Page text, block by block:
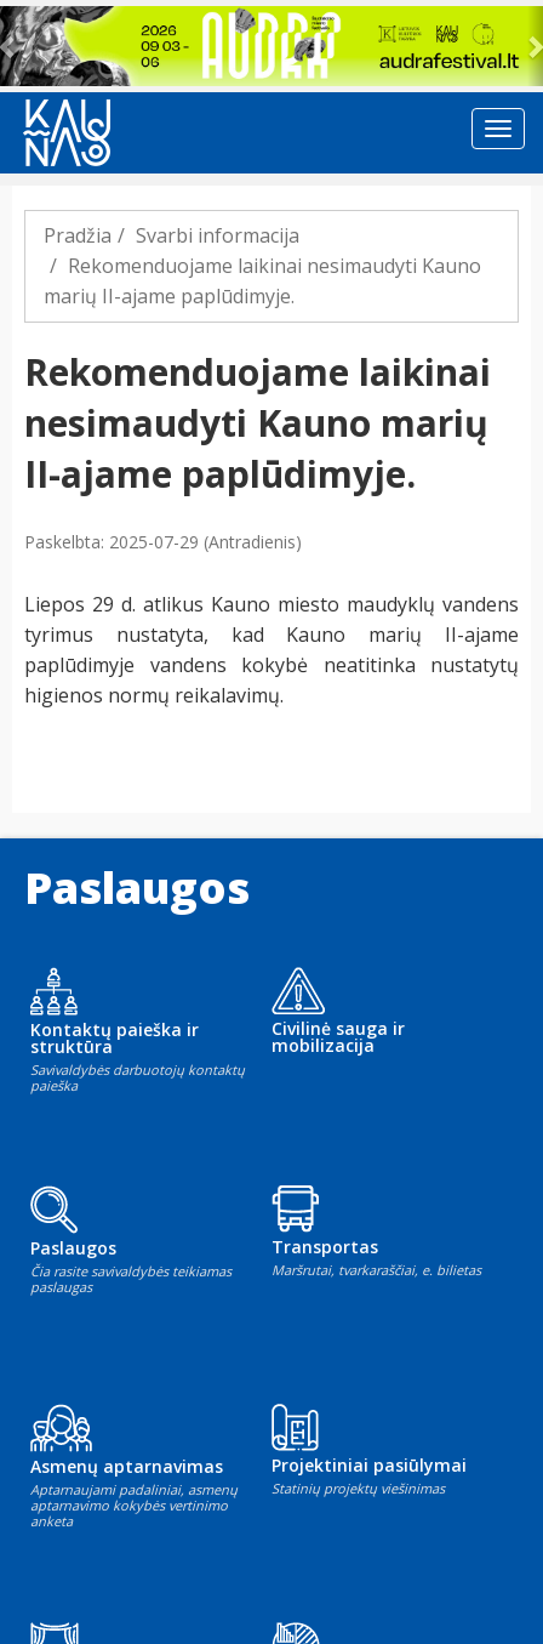
Previous
Pradžia
Svarbi informacija
Rekomenduojame laikinai nesimaudyti Kauno
marių II-ajame paplūdimyje.
Rekomenduojame laikinai
nesimaudyti Kauno marių
II-ajame paplūdimyje.
Paskelbta: 2025-07-29 (Antradienis)
Liepos 29 d. atlikus Kauno miesto maudyklų vandens
tyrimus nustatyta, kad Kauno marių II-ajame
paplūdimyje vandens kokybė neatitinka nustatytų
higienos normų reikalavimų.
Paslaugos
Kontaktų paieška ir
struktūra
Savivaldybės darbuotojų kontaktų
paieška
Civilinė sauga ir
mobilizacija
Paslaugos
Čia rasite savivaldybės teikiamas
paslaugas
Transportas
Maršrutai, tvarkaraščiai, e. bilietas
Asmenų aptarnavimas
Aptarnaujami padaliniai, asmenų
aptarnavimo kokybės vertinimo
anketa
Projektiniai pasiūlymai
Statinių projektų viešinimas